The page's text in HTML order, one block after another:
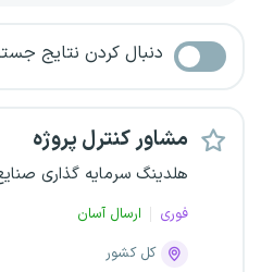
دنبال کردن نتایج
مشاور کنترل پروژه
هلدینگ سرمایه گذاری
فوری
ارسال آسان
کل کشور